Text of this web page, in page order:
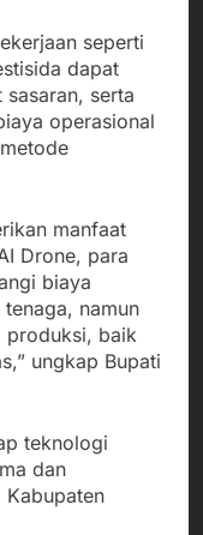
seperti
dapat
serta
operasional
manfaat
Drone, para
biaya
namun
produksi, baik
ungkap Bupati
teknologi
dan